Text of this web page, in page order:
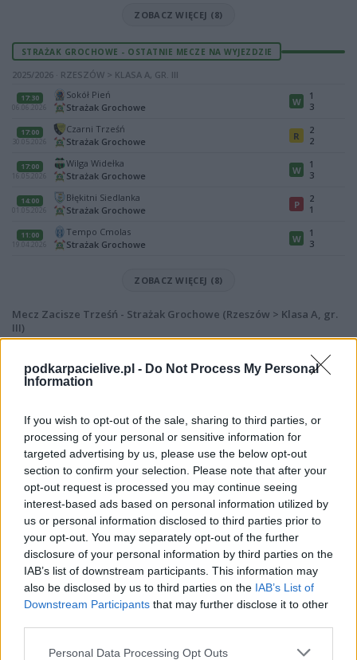
podkarpacielive.pl - Do Not Process My Personal
Information
If you wish to opt-out of the sale, sharing to third parties, or
processing of your personal or sensitive information for
targeted advertising by us, please use the below opt-out
section to confirm your selection. Please note that after your
opt-out request is processed you may continue seeing
interest-based ads based on personal information utilized by
us or personal information disclosed to third parties prior to
your opt-out. You may separately opt-out of the further
disclosure of your personal information by third parties on the
IAB’s list of downstream participants. This information may
also be disclosed by us to third parties on the IAB’s List of
Downstream Participants that may further disclose it to other
Please note that this website/app uses one or more Google
Personal Data Processing Opt Outs
ZOBACZ WIĘCEJ (8)
STRAŻAK GROCHOWE - OSTATNIE MECZE NA WYJEZDZIE
2025/2026 · RZESZÓW > KLASA A, GR. III
17:30
06.06.2026
Sokół Pień
Strażak Grochowe
W
1
3
17:00
30.05.2026
Czarni Trześń
Strażak Grochowe
R
2
2
17:00
16.05.2026
Wilga Widełka
Strażak Grochowe
W
1
3
14:00
01.05.2026
Błękitni Siedlanka
Strażak Grochowe
P
2
1
11:00
19.04.2026
Tempo Cmolas
Strażak Grochowe
W
1
3
ZOBACZ WIĘCEJ (8)
Mecz Zacisze Trześń - Strażak Grochowe (Rzeszów > Klasa A, gr.
III)
zostanie w ramach Rzeszów > Klasa A, gr. III (6. kolejki - Rzeszów > Klasa A,
gr. III).
bramek, kartki, składy, statystyki i informacje o przebiegu
spotkania. To kompletne źródło danych dla kibiców i pasjonatów
lokalnej piłki nożnej. Jeżeli aktualnie nie widzisz tutaj danych z pewnością
pracujemy nad tym żeby je uzupełnić.
Wynik meczu Zacisze Trześń vs Strażak Grochowe
Po zakończeniu spotkania automatycznie publikujemyoficjalny wynik
spotkania, a także dane meczowe, jeśli są dostępne.
Pełny harmonogram rozgrywek dostępny jest tutaj:Rzeszów > Klasa A,
gr. III - terminarz.
Informacje o składach i strzelcach
W miarę dostępności danych, publikujemyskłady wyjściowe,
aktualizujemy zależnie od poziomu ligi i dostępnych źródeł.
Śledź mecze swojej drużyny